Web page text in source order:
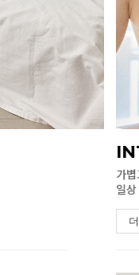
가
일